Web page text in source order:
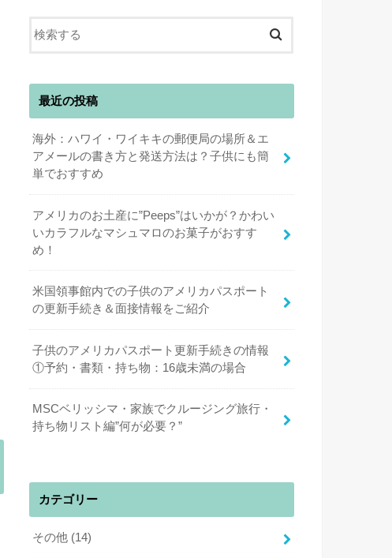
最近の投稿
海外：ハワイ・ワイキキの郵便局の場所＆エ
アメールの書き方と発送方法は？子供にも簡
単でおすすめ
アメリカのお土産に”Peeps”はいかが？かわい
いカラフルなマシュマロのお菓子がおすす
め！
米国領事館内での子供のアメリカパスポート
の更新手続き＆面接情報をご紹介
子供のアメリカパスポート更新手続きの情報
①予約・書類・持ち物：16歳未満の場合
MSCベリッシマ・家族でクルージング旅行・
持ち物リスト編”何が必要？”
カテゴリー
その他 (14)